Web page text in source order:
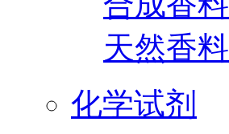
天然香料
化学试剂